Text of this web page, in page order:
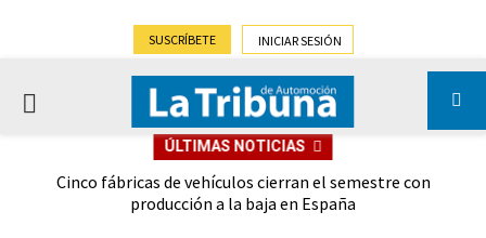
SUSCRÍBETE INICIAR SESIÓN
PRIMARY
ÚLTIMAS NOTICIAS
Cinco fábricas de vehículos cierran el semestre con
producción a la baja en España